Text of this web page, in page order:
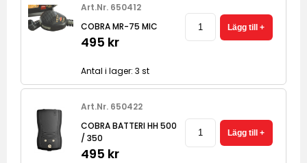
Art.Nr. 650412
COBRA MR-75 MIC
495 kr
Antal i lager: 3 st
Art.Nr. 650422
COBRA BATTERI HH 500
/ 350
495 kr